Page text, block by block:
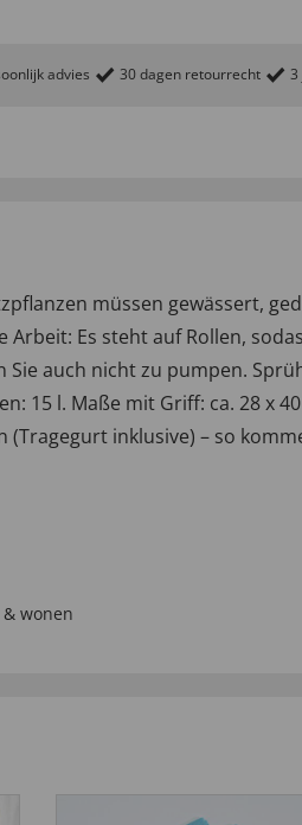
advies 30 dagen retourrecht 3
müssen gewässert,
Arbeit: Es steht auf Rollen,
auch nicht zu pumpen.
15 l. Maße mit Griff: ca. 28 x
inklusive) – so
wonen